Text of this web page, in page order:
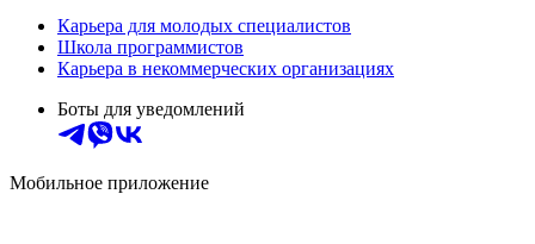
Карьера для молодых специалистов
Школа программистов
Карьера в некоммерческих организациях
Боты для уведомлений
Мобильное приложение